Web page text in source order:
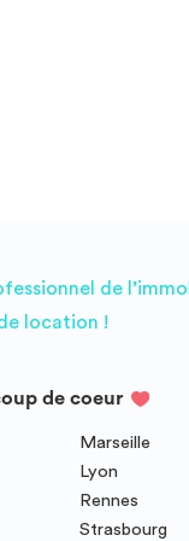
de
location !
de coeur
Marseille
Lyon
Rennes
Strasbourg